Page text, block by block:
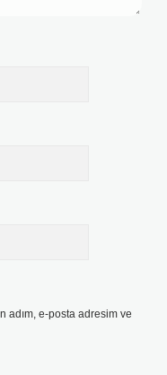
adım, e-posta adresim ve